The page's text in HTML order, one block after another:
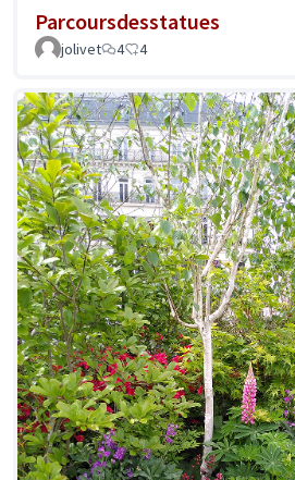
Parcoursdesstatues
jolivet
4 4